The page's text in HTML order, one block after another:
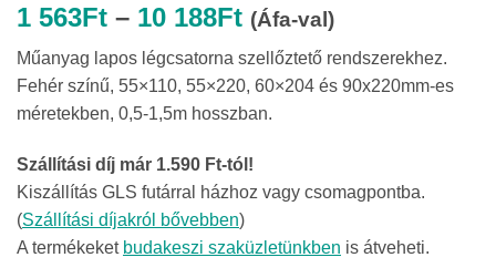
1 563Ft – 10 188FtÁrtartomány:
563Ft
-
10
(Áfa-val)
Műanyag lapos légcsatorna szellőztető rendszerekhez.
Fehér színű, 55×110, 55×220, 60×204 és 90x220mm-es
méretekben, 0,5-1,5m hosszban.
Szállítási díj már 1.590 Ft-tól!
Kiszállítás GLS futárral házhoz vagy csomagpontba.
(Szállítási díjakról bővebben)
A termékeket budakeszi szaküzletünkben is átveheti.